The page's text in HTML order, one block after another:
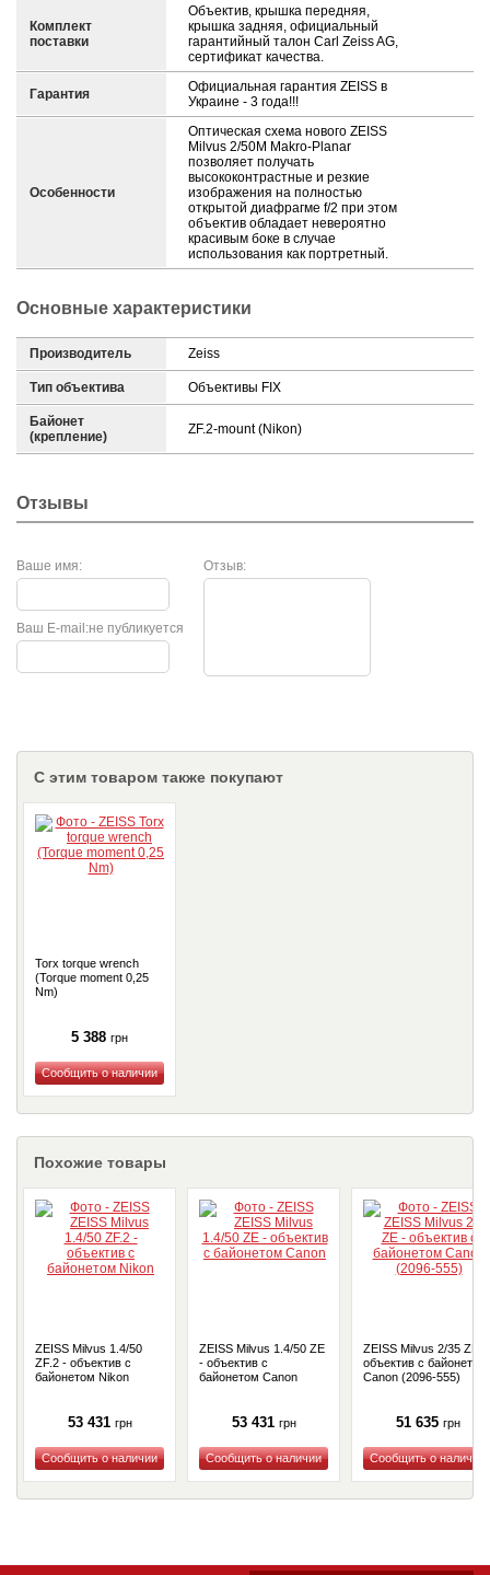
Комплект
поставки
Объектив, крышка передняя,
крышка задняя, официальный
гарантийный талон Carl Zeiss AG,
сертификат качества.
Гарантия
Официальная гарантия ZEISS в
Украине - 3 года!!!
Особенности
Оптическая схема нового ZEISS
Milvus 2/50M Makro-Planar
позволяет получать
высококонтрастные и резкие
изображения на полностью
открытой диафрагме f/2 при этом
объектив обладает невероятно
красивым боке в случае
использования как портретный.
Основные характеристики
Производитель Zeiss
Тип объектива Объективы FIX
Байонет
(крепление)
ZF.2-mount (Nikon)
Отзывы
Ваше имя: Отзыв:
не публикуется
Ваш E-mail:
С этим товаром также покупают
Torx torque wrench
(Torque moment 0,25
Nm)
5 388 грн
Купить
Похожие товары
ZEISS Milvus 1.4/50
ZF.2 - объектив с
байонетом Nikon
53 431 грн
Купить
ZEISS Milvus 1.4/50 ZE
- объектив с
байонетом Canon
53 431 грн
Купить
ZEISS Milvus 2/35 ZE -
объектив с байонетом
Canon (2096-555)
51 635 грн
Купить